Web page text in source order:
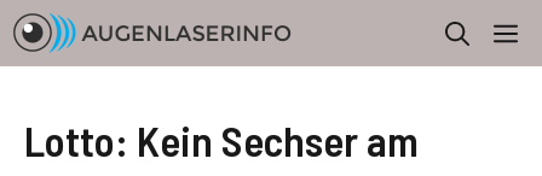
Zum
Inhalt
springen
Lotto: Kein Sechser am